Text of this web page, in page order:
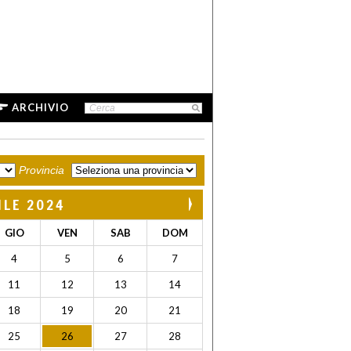
ARCHIVIO
Provincia
2024
GIO VEN SAB DOM
4 5 6 7
11 12 13 14
18 19 20 21
25 26 27 28